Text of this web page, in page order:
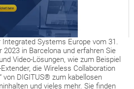
Systems Europe vom 31.
2023 in Barcelona und erfahren Sie
Video-Lösungen, wie zum Beispiel
die Wireless Collaboration
von DIGITUS® zum kabellosen
und vieles mehr. Sie finden